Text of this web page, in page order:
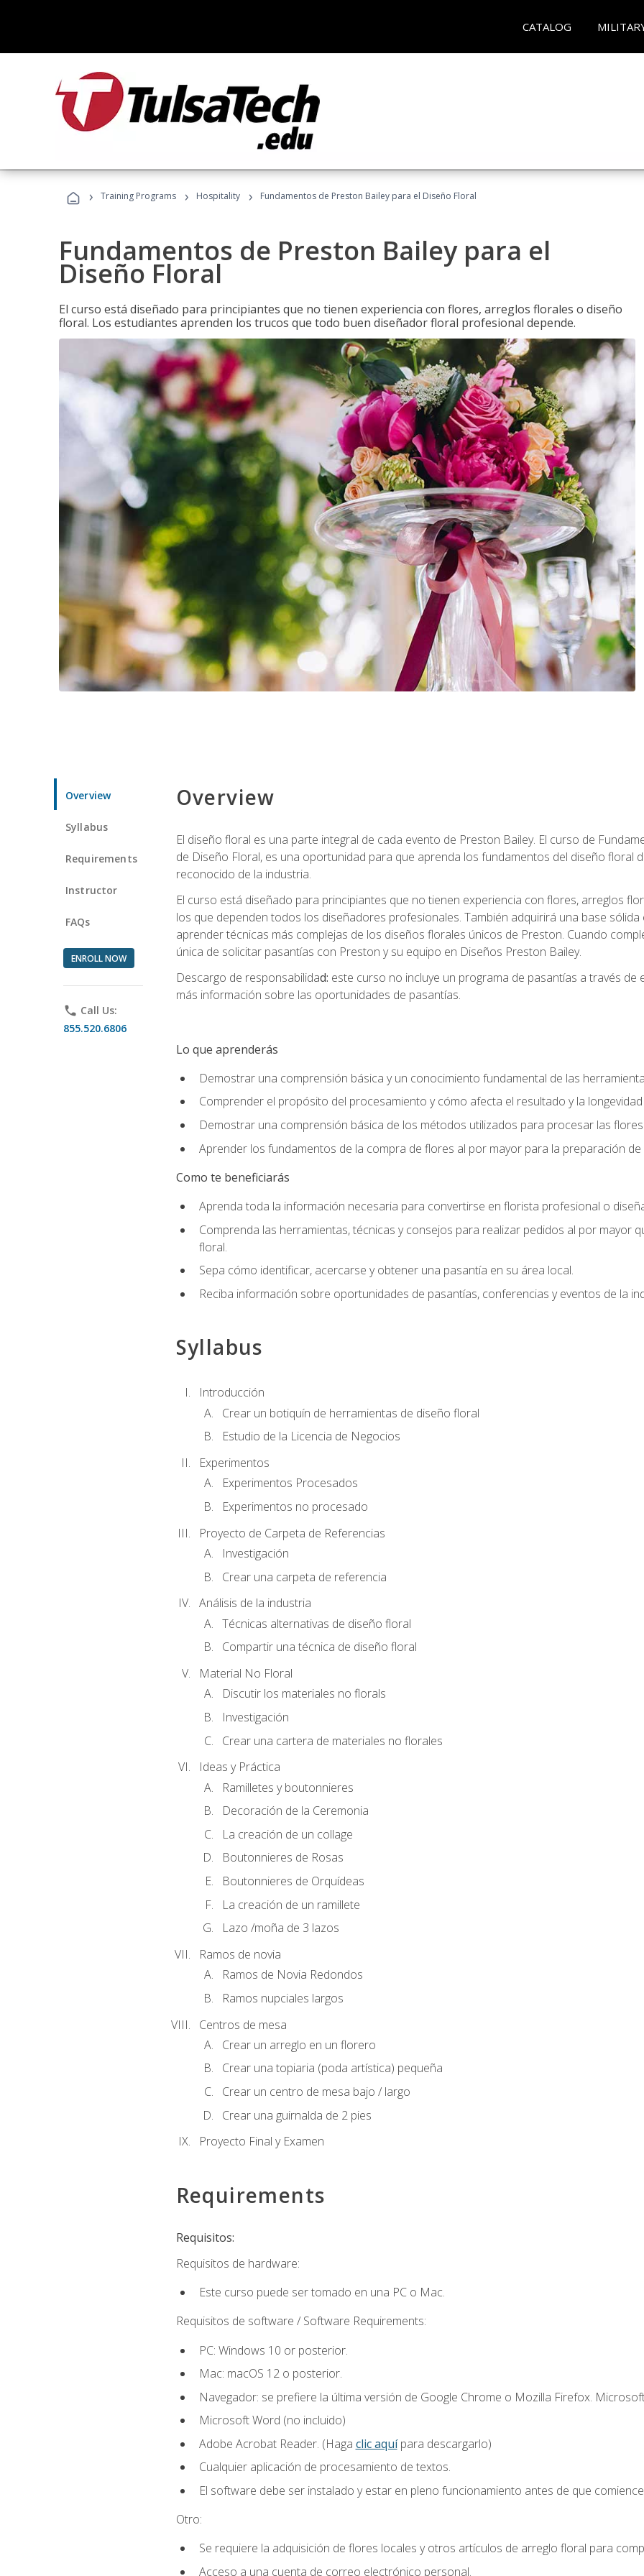
CATALOG
› Training Programs › Hospitality › Fundamentos de Preston Bailey para el Diseño Floral
Fundamentos de Preston Bailey para el
Diseño Floral
El curso está diseñado para principiantes que no tienen experiencia con flores, arreglos florales o diseño
floral. Los estudiantes aprenden los trucos que todo buen diseñador floral profesional depende.
Overview
Syllabus
Requirements
Instructor
FAQs
ENROLL NOW
phone Call Us:
855.520.6806
Overview
El diseño floral es una parte integral de cada evento de Preston Bailey. El curso de
de Diseño Floral, es una oportunidad para que aprenda los fundamentos del diseño floral
reconocido de la industria.
El curso está diseñado para principiantes que no tienen experiencia con flores, arreglos
los que dependen todos los diseñadores profesionales. También adquirirá una base
aprender técnicas más complejas de los diseños florales únicos de Preston. Cuando
única de solicitar pasantías con Preston y su equipo en Diseños Preston Bailey.
Descargo de responsabilidad: este curso no incluye un programa de pasantías a través
más información sobre las oportunidades de pasantías.
Lo que aprenderás
Demostrar una comprensión básica y un conocimiento fundamental de las
Comprender el propósito del procesamiento y cómo afecta el resultado y la
Demostrar una comprensión básica de los métodos utilizados para procesar las
Aprender los fundamentos de la compra de flores al por mayor para la preparación
Como te beneficiarás
Aprenda toda la información necesaria para convertirse en florista profesional o
Comprenda las herramientas, técnicas y consejos para realizar pedidos al por mayor
floral.
Sepa cómo identificar, acercarse y obtener una pasantía en su área local.
Reciba información sobre oportunidades de pasantías, conferencias y eventos de la
Syllabus
Introducción
Crear un botiquín de herramientas de diseño floral
Estudio de la Licencia de Negocios
Experimentos
Experimentos Procesados
Experimentos no procesado
Proyecto de Carpeta de Referencias
Investigación
Crear una carpeta de referencia
Análisis de la industria
Técnicas alternativas de diseño floral
Compartir una técnica de diseño floral
Material No Floral
Discutir los materiales no florals
Investigación
Crear una cartera de materiales no florales
Ideas y Práctica
Ramilletes y boutonnieres
Decoración de la Ceremonia
La creación de un collage
Boutonnieres de Rosas
Boutonnieres de Orquídeas
La creación de un ramillete
Lazo /moña de 3 lazos
Ramos de novia
Ramos de Novia Redondos
Ramos nupciales largos
Centros de mesa
Crear un arreglo en un florero
Crear una topiaria (poda artística) pequeña
Crear un centro de mesa bajo / largo
Crear una guirnalda de 2 pies
Proyecto Final y Examen
Requirements
Requisitos:
Requisitos de hardware:
Este curso puede ser tomado en una PC o Mac.
Requisitos de software / Software Requirements:
PC: Windows 10 or posterior.
Mac: macOS 12 o posterior.
Navegador: se prefiere la última versión de Google Chrome o Mozilla Firefox.
Microsoft Word (no incluido)
Adobe Acrobat Reader. (Haga clic aquípara descargarlo)
Cualquier aplicación de procesamiento de textos.
El software debe ser instalado y estar en pleno funcionamiento antes de que
Otro:
Se requiere la adquisición de flores locales y otros artículos de arreglo floral para
Acceso a una cuenta de correo electrónico personal.